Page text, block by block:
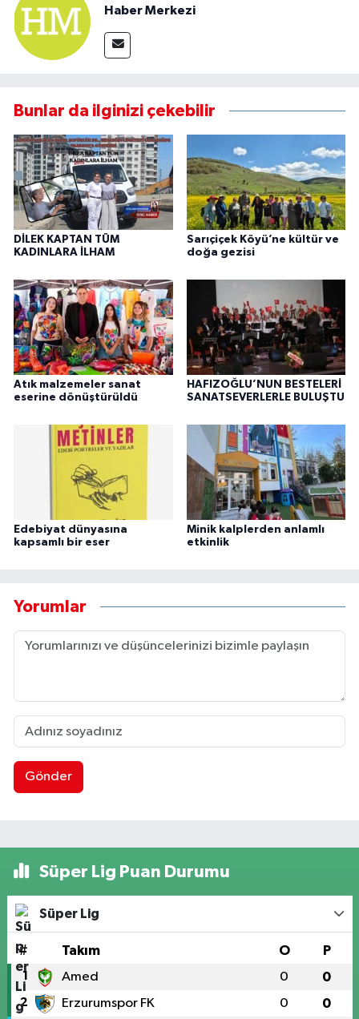
Haber Merkezi
Bunlar da ilginizi çekebilir
DİLEK KAPTAN TÜM
KADINLARA İLHAM
Sarıçiçek Köyü’ne kültür ve
doğa gezisi
Atık malzemeler sanat
eserine dönüştürüldü
HAFIZOĞLU’NUN BESTELERİ
SANATSEVERLERLE BULUŞTU
Edebiyat dünyasına
kapsamlı bir eser
Minik kalplerden anlamlı
etkinlik
Yorumlar
Gönder
Süper Lig Puan Durumu
Süper Lig
# Takım O P
1 Amed 0 0
2 Erzurumspor FK 0 0